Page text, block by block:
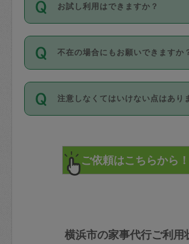
ールに記載していますので、各
を依頼してください。
※テストセンターの講評は１件目
参考
【詳細】タスカジさんの
す。
写真を撮り、
詳細FAQ：
損害賠償保険につい
タスカジさんへ「募集」をかけ
可能です。
す。
1. 直前キャンセル（定期、スポ
共通）
72時間を超える※と、以下のキ
料が発生します。
直前キャンセル料：
72時間前〜24時間前＝依頼料金
依頼者不在による当日キャンセ
お試し利用はできますか？
「お試し利用」というメニュー
せんが、「一回のみ」依頼を活
とによって、気に入ったタスカ
まず、条件の合う気になるタス
みてください。
その後、一番気に入ったタスカ
不在の場合にもお願いできますか
不在の場合の作業はタスカジさ
が必要です。数回の依頼ののち
ジさんと依頼者の間で十分な信
てください。
不在時に部屋に入るためにタス
きた場合は損害保険の対象外と
注意しなくてはいけない点はあり
で、必ず鍵のかかるロッカーや
れて依頼者の責任の元管理する
けてください。
玉、など
横浜市の家事代行ご利用